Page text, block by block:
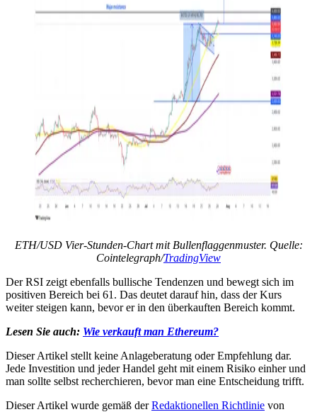
ETH/USD Vier-Stunden-Chart mit Bullenflaggenmuster. Quelle:
Cointelegraph/TradingView
Der RSI zeigt ebenfalls bullische Tendenzen und bewegt sich im
positiven Bereich bei 61. Das deutet darauf hin, dass der Kurs
weiter steigen kann, bevor er in den überkauften Bereich kommt.
Lesen Sie auch: Wie verkauft man Ethereum?
Dieser Artikel stellt keine Anlageberatung oder Empfehlung dar.
Jede Investition und jeder Handel geht mit einem Risiko einher und
man sollte selbst recherchieren, bevor man eine Entscheidung trifft.
Dieser Artikel wurde gemäß derRedaktionellen Richtlinie von